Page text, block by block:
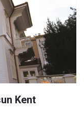
Kent